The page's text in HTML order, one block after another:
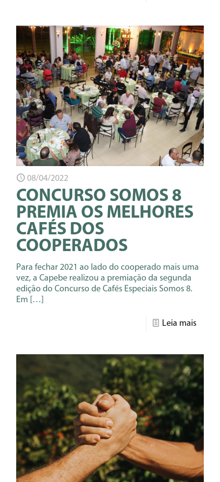
08/04/2022
CONCURSO SOMOS 8
PREMIA OS MELHORES
CAFÉS DOS
COOPERADOS
Para fechar 2021 ao lado do cooperado mais uma
vez, a Capebe realizou a premiação da segunda
edição do Concurso de Cafés Especiais Somos 8.
Em […]
Leia mais